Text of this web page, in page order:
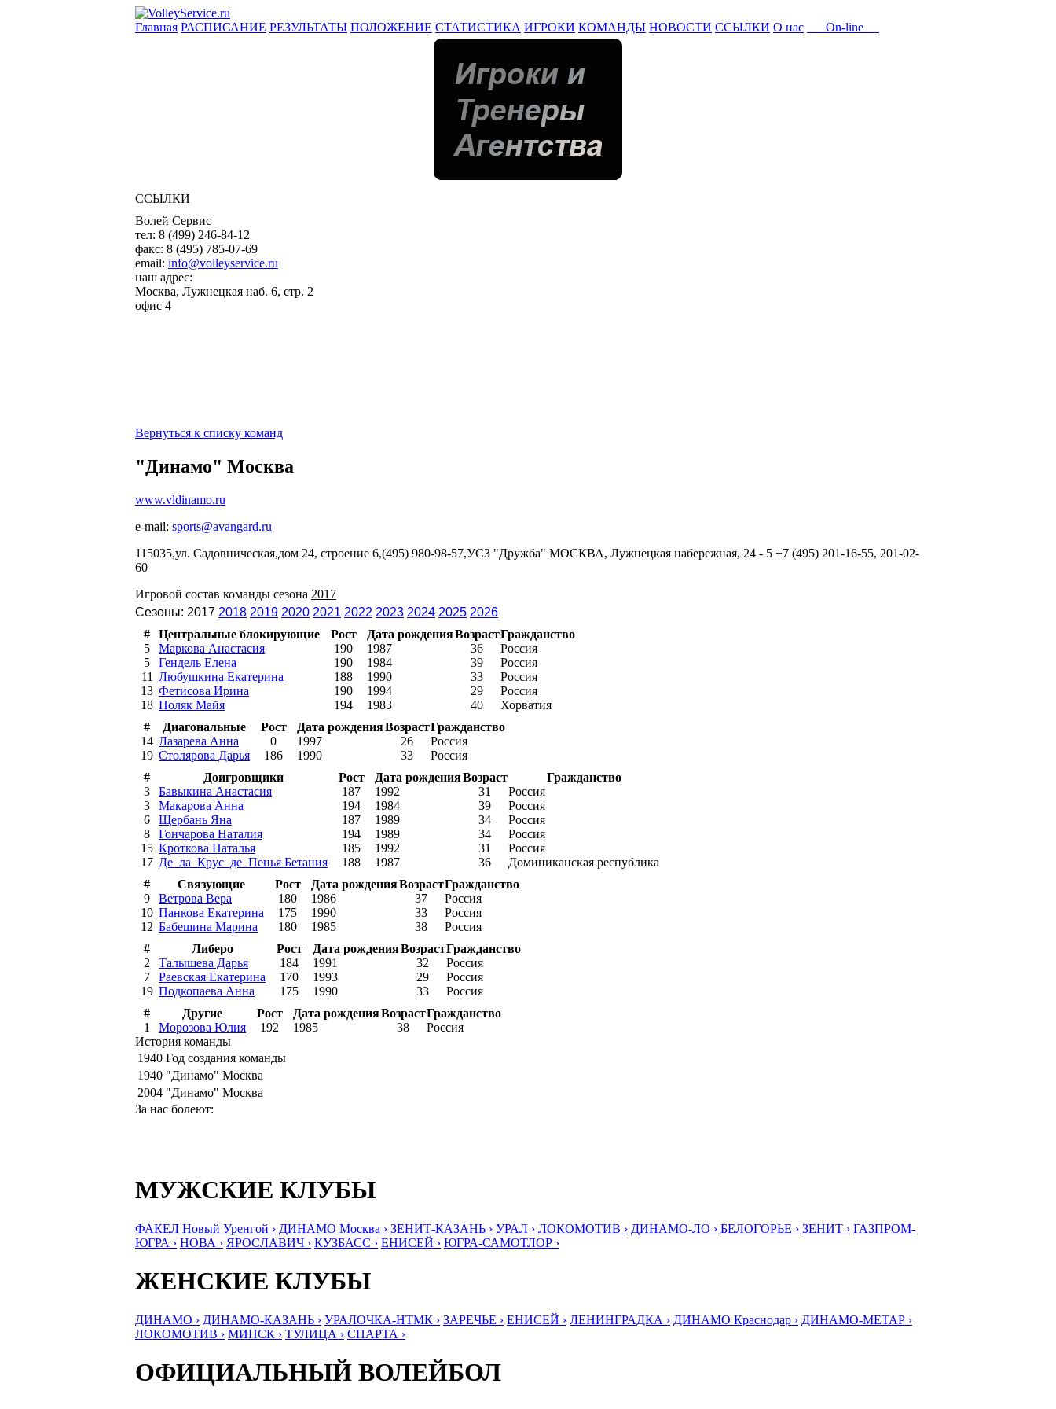
Главная РАСПИСАНИЕ РЕЗУЛЬТАТЫ ПОЛОЖЕНИЕ СТАТИСТИКА ИГРОКИ КОМАНДЫ НОВОСТИ ССЫЛКИ О нас On-line
ССЫЛКИ
Волей Сервис
тел: 8 (499) 246-84-12
факс: 8 (495) 785-07-69
email: info@volleyservice.ru
наш адрес:
Москва, Лужнецкая наб. 6, стр. 2
офис 4
Вернуться к списку команд
"Динамо" Москва
www.vldinamo.ru
e-mail: sports@avangard.ru
115035,ул. Садовническая,дом 24, строение 6,(495) 980-98-57,УСЗ "Дружба" МОСКВА, Лужнецкая набережная, 24 - 5 +7 (495) 201-16-55, 201-02-
60
Игровой состав команды сезона 2017
Сезоны: 2017 2018 2019 2020 2021 2022 2023 2024 2025 2026
#
Центральные блокирующие Рост Дата рожденияВозрастГражданство
5
Маркова Анастасия 190 1987 36
Россия
5
Гендель Елена 190 1984 39
Россия
11 Любушкина Екатерина 188 1990 33
Россия
13 Фетисова Ирина 190 1994 29
Россия
18 Поляк Майя 194 1983 40
Хорватия
#
Диагональные Рост Дата рожденияВозрастГражданство
14 Лазарева Анна 0 1997 26
Россия
19 Столярова Дарья 186 1990 33
Россия
#
Доигровщики Рост Дата рожденияВозраст
Гражданство
3
Бавыкина Анастасия 187 1992 31
Россия
3
Макарова Анна 194 1984 39
Россия
6
Щербань Яна 187 1989 34
Россия
8
Гончарова Наталия 194 1989 34
Россия
15 Кроткова Наталья 185 1992 31
Россия
17 Де_ла_Крус_де_Пенья Бетания 188 1987 36
Доминиканская республика
#
Связующие Рост Дата рожденияВозрастГражданство
9
Ветрова Вера 180 1986 37
Россия
10 Панкова Екатерина 175 1990 33
Россия
12 Бабешина Марина 180 1985 38
Россия
#
Либеро Рост Дата рожденияВозрастГражданство
2
Талышева Дарья 184 1991 32
Россия
7
Раевская Екатерина 170 1993 29
Россия
19 Подкопаева Анна 175 1990 33
Россия
#
Другие Рост Дата рожденияВозрастГражданство
1
Морозова Юлия 192 1985 38
Россия
История команды
1940 Год создания команды
1940 "Динамо" Москва
2004 "Динамо" Москва
За нас болеют:
МУЖСКИЕ КЛУБЫ
ФАКЕЛ Новый Уренгой › ДИНАМО Москва › ЗЕНИТ-КАЗАНЬ › УРАЛ › ЛОКОМОТИВ › ДИНАМО-ЛО › БЕЛОГОРЬЕ › ЗЕНИТ › ГАЗПРОМ-
ЮГРА › НОВА › ЯРОСЛАВИЧ › КУЗБАСС › ЕНИСЕЙ › ЮГРА-САМОТЛОР ›
ЖЕНСКИЕ КЛУБЫ
ДИНАМО › ДИНАМО-КАЗАНЬ › УРАЛОЧКА-НТМК › ЗАРЕЧЬЕ › ЕНИСЕЙ › ЛЕНИНГРАДКА › ДИНАМО Краснодар › ДИНАМО-МЕТАР ›
ЛОКОМОТИВ › МИНСК › ТУЛИЦА › СПАРТА ›
ОФИЦИАЛЬНЫЙ ВОЛЕЙБОЛ